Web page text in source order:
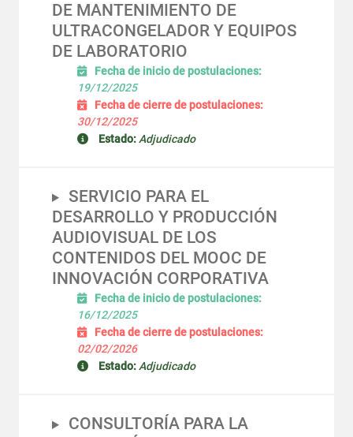
DE MANTENIMIENTO DE
ULTRACONGELADOR Y EQUIPOS
DE LABORATORIO
Fecha de inicio de postulaciones:
19/12/2025
Fecha de cierre de postulaciones:
30/12/2025
Estado: Adjudicado
SERVICIO PARA EL
DESARROLLO Y PRODUCCIÓN
AUDIOVISUAL DE LOS
CONTENIDOS DEL MOOC DE
INNOVACIÓN CORPORATIVA
Fecha de inicio de postulaciones:
16/12/2025
Fecha de cierre de postulaciones:
02/02/2026
Estado: Adjudicado
CONSULTORÍA PARA LA